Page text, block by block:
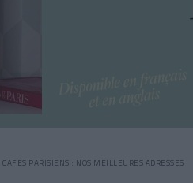
CAFÉS PARISIENS : NOS MEILLEURES ADRESSES